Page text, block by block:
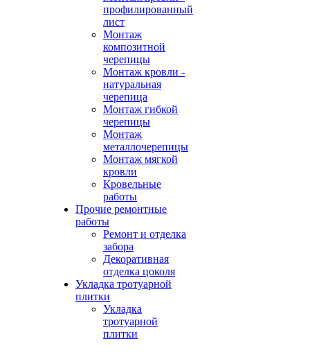
профилированный
лист
Монтаж
композитной
черепицы
Монтаж кровли -
натуральная
черепица
Монтаж гибкой
черепицы
Монтаж
металлочерепицы
Монтаж мягкой
кровли
Кровельные
работы
Прочие ремонтные
работы
Ремонт и отделка
забора
Декоративная
отделка цоколя
Укладка тротуарной
плитки
Укладка
тротуарной
плитки